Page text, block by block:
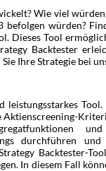
Wie viel
würden?
Dieses Tool
Backtester
Ihre Strategie bei
durchführen
Backtester-
In diesem Fall